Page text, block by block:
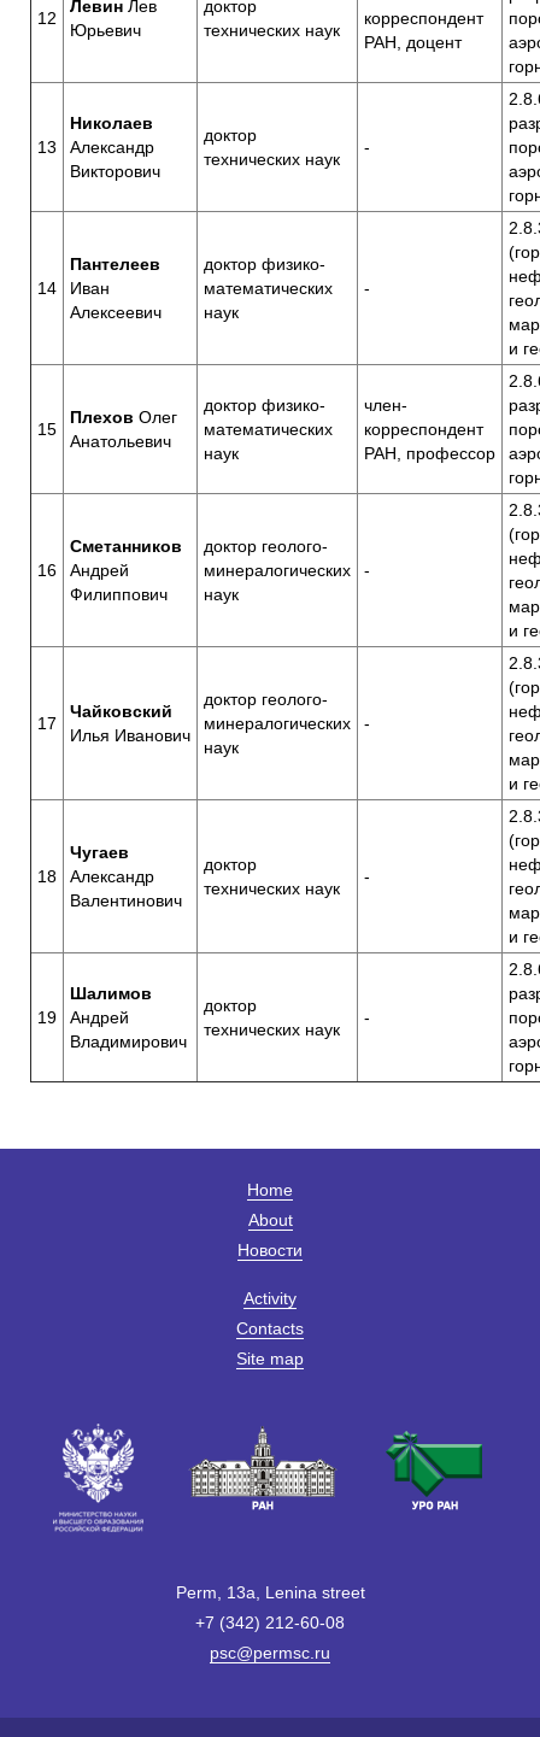
12
Левин Лев
Юрьевич
доктор
технических наук
корреспондент
РАН, доцент
13
Николаев
Александр
Викторович
доктор
технических наук
-
14
Пантелеев
Иван
Алексеевич
доктор физико-
математических
наук
-
и
15
Плехов Олег
Анатольевич
доктор физико-
математических
наук
член-
корреспондент
РАН, профессор
16
Сметанников
Андрей
Филиппович
доктор геолого-
минералогических
наук
-
и
17
Чайковский
Илья Иванович
доктор геолого-
минералогических
наук
-
и
18
Чугаев
Александр
Валентинович
доктор
технических наук
-
и
19
Шалимов
Андрей
Владимирович
доктор
технических наук
-
Home
About
Новости
Activity
Contacts
Site map
Perm, 13a, Lenina street
+7 (342) 212-60-08
psc@permsc.ru